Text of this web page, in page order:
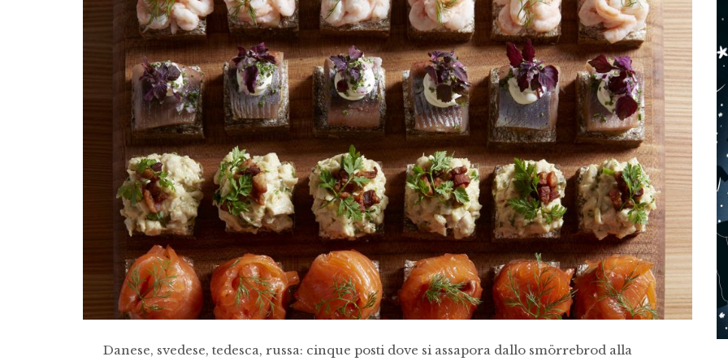
Danese, svedese, tedesca, russa: cinque posti dove si assapora dallo smörrebrod alla